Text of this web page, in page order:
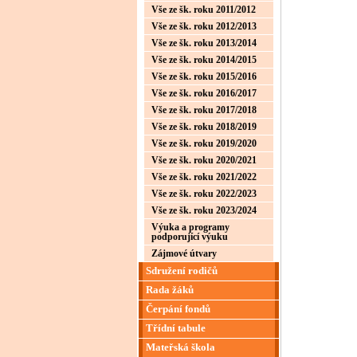
Vše ze šk. roku 2011/2012
Vše ze šk. roku 2012/2013
Vše ze šk. roku 2013/2014
Vše ze šk. roku 2014/2015
Vše ze šk. roku 2015/2016
Vše ze šk. roku 2016/2017
Vše ze šk. roku 2017/2018
Vše ze šk. roku 2018/2019
Vše ze šk. roku 2019/2020
Vše ze šk. roku 2020/2021
Vše ze šk. roku 2021/2022
Vše ze šk. roku 2022/2023
Vše ze šk. roku 2023/2024
Výuka a programy
podporující výuku
Zájmové útvary
Sdružení rodičů
Rada žáků
Čerpání fondů
Třídní tabule
Mateřská škola